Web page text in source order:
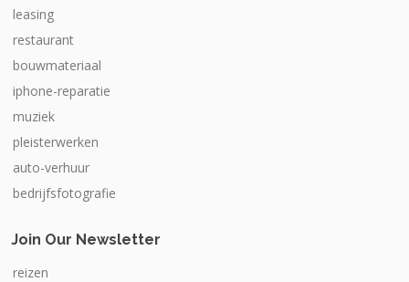
leasing
restaurant
bouwmateriaal
iphone-reparatie
muziek
pleisterwerken
auto-verhuur
bedrijfsfotografie
Join Our Newsletter
reizen